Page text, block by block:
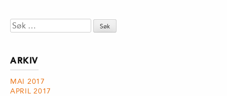
Søk
etter:
ARKIV
MAI 2017
APRIL 2017